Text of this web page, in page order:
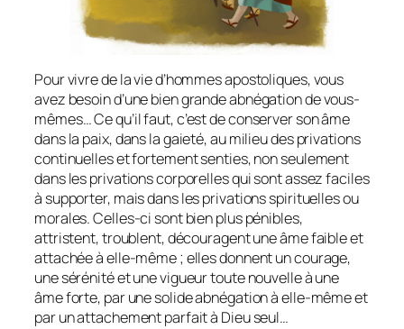
Pour vivre de la vie d’hommes apostoliques, vous
avez besoin d’une bien grande abnégation de vous-
mêmes… Ce qu’il faut, c’est de conserver son âme
dans la paix, dans la gaieté, au milieu des privations
continuelles et fortement senties, non seulement
dans les privations corporelles qui sont assez faciles
à supporter, mais dans les privations spirituelles ou
morales. Celles-ci sont bien plus pénibles,
attristent, troublent, découragent une âme faible et
attachée à elle-même ; elles donnent un courage,
une sérénité et une vigueur toute nouvelle à une
âme forte, par une solide abnégation à elle-même et
par un attachement parfait à Dieu seul…